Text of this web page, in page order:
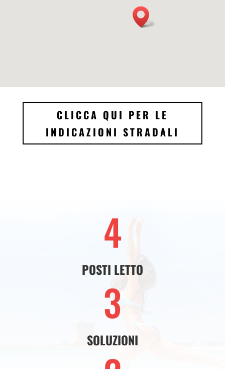
CLICCA QUI PER LE
INDICAZIONI STRADALI
4
POSTI LETTO
3
SOLUZIONI